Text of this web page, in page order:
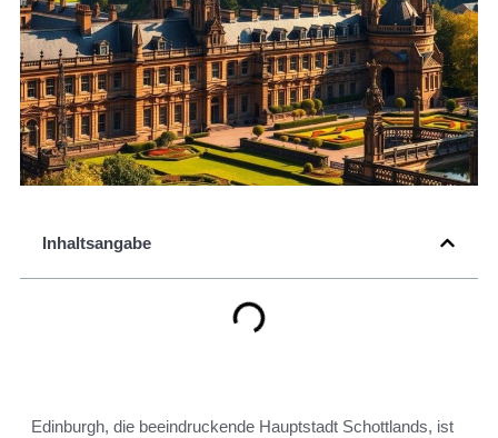
Inhaltsangabe
Edinburgh, die beeindruckende Hauptstadt Schottlands, ist